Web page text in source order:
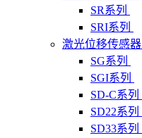
SR系列
SRI系列
激光位移传感器
SG系列
SGI系列
SD-C系列
SD22系列
SD33系列